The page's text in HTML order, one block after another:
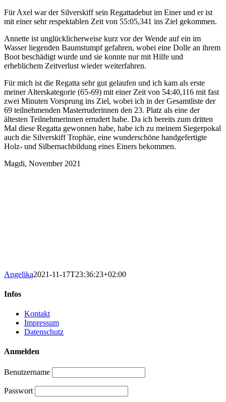
Für Axel war der Silverskiff sein Regattadebut im Einer und er ist
mit einer sehr respektablen Zeit von 55:05,341 ins Ziel gekommen.
Annette ist unglücklicherweise kurz vor der Wende auf ein im
Wasser liegenden Baumstumpf gefahren, wobei eine Dolle an ihrem
Boot beschädigt wurde und sie konnte nur mit Hilfe und
erheblichem Zeitverlust wieder weiterfahren.
Für mich ist die Regatta sehr gut gelaufen und ich kam als erste
meiner Alterskategorie (65-69) mit einer Zeit von 54:40,116 mit fast
zwei Minuten Vorsprung ins Ziel, wobei ich in der Gesamtliste der
69 teilnehmenden Masterruderinnen den 23. Platz als eine der
ältesten Teilnehmerinnen errudert habe. Da ich bereits zum dritten
Mal diese Regatta gewonnen habe, habe ich zu meinem Siegerpokal
auch die Silverskiff Trophäe, eine wunderschöne handgefertigte
Holz- und Silbernachbildung eines Einers bekommen.
Magdi, November 2021
Angelika2021-11-17T23:36:23+02:00
Infos
Kontakt
Impressum
Datenschutz
Anmelden
Benutzername
Passwort